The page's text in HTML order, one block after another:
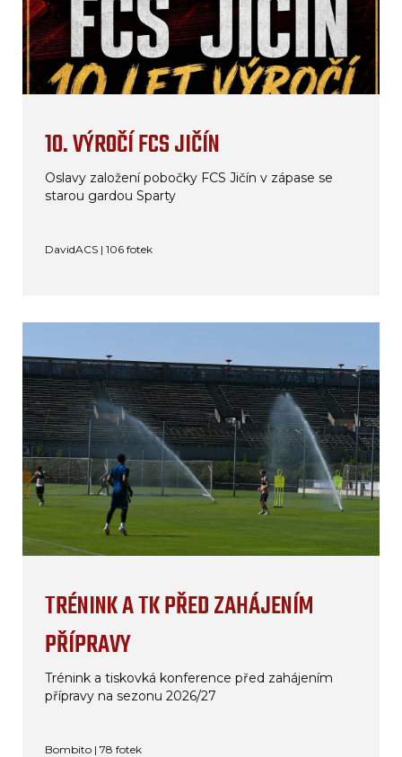
10. VÝROČÍ FCS JIČÍN
Oslavy založení pobočky FCS Jičín v zápase se
starou gardou Sparty
DavidACS | 106 fotek
TRÉNINK A TK PŘED ZAHÁJENÍM
PŘÍPRAVY
Trénink a tiskovká konference před zahájením
přípravy na sezonu 2026/27
Bombito | 78 fotek